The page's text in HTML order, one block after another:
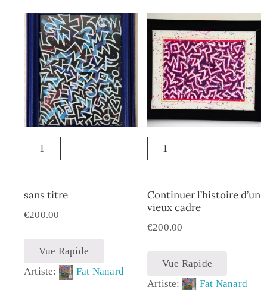
sans titre
€200.00
Vue Rapide
Artiste:
Fat Nanard
Continuer l’histoire d’un
vieux cadre
€200.00
Vue Rapide
Artiste:
Fat Nanard